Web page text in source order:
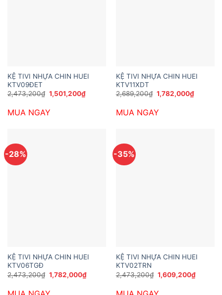
KỆ TIVI NHỰA CHIN HUEI
KTV09ĐET
2,473,200₫ Giá
gốc
2,473,200₫.
1,501,200₫Giá
hiện
MUA NGAY
KỆ TIVI NHỰA CHIN HUEI
KTV11XDT
2,689,200₫ Giá
gốc
2,689,200₫.
1,782,000₫Giá
hiện
MUA NGAY
-28%
KỆ TIVI NHỰA CHIN HUEI
KTV06TGĐ
2,473,200₫ Giá
gốc
2,473,200₫.
1,782,000₫Giá
hiện
-35%
KỆ TIVI NHỰA CHIN HUEI
KTV02TRN
2,473,200₫ Giá
gốc
2,473,200₫.
1,609,200₫Giá
hiện